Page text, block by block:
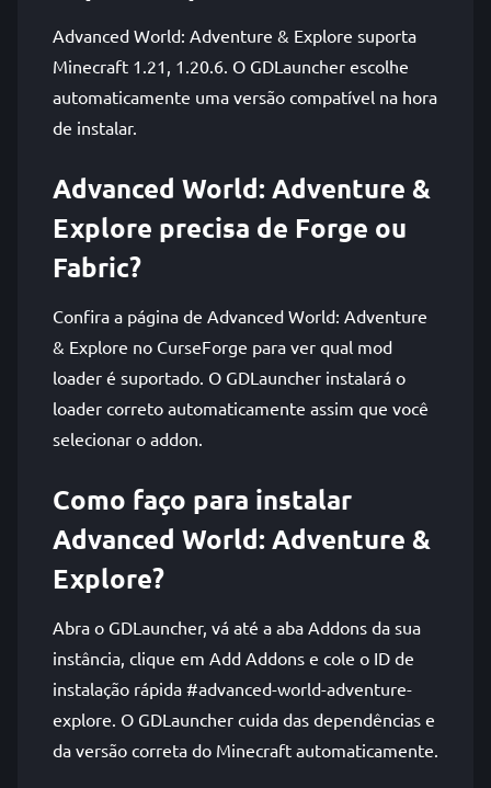
Advanced World: Adventure & Explore suporta
Minecraft 1.21, 1.20.6. O GDLauncher escolhe
automaticamente uma versão compatível na hora
de instalar.
Advanced World: Adventure &
Explore precisa de Forge ou
Fabric?
Confira a página de Advanced World: Adventure
& Explore no CurseForge para ver qual mod
loader é suportado. O GDLauncher instalará o
loader correto automaticamente assim que você
selecionar o addon.
Como faço para instalar
Advanced World: Adventure &
Explore?
Abra o GDLauncher, vá até a aba Addons da sua
instância, clique em Add Addons e cole o ID de
instalação rápida #advanced-world-adventure-
explore. O GDLauncher cuida das dependências e
da versão correta do Minecraft automaticamente.